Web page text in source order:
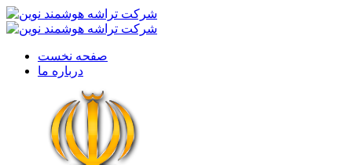
صفحه نخست
درباره ما